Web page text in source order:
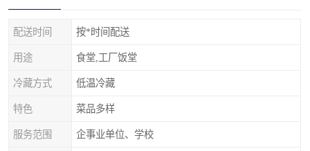
配送时间 按*时间配送
用途 食堂,工厂饭堂
冷藏方式 低温冷藏
特色 菜品多样
服务范围 企事业单位、学校